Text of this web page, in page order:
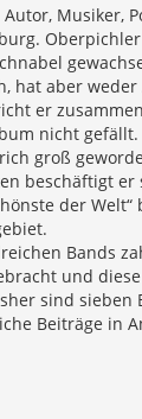
Musiker,
hat aber weder
er
nicht
groß
beschäftigt
der Welt“
Bands
und
sind sieben
Beiträge in